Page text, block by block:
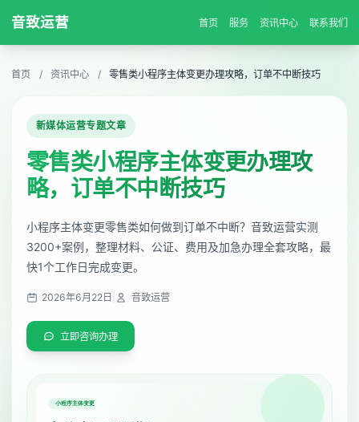
音致运营 首页 服务 资讯中心 联系我们
首页 / 资讯中心 / 零售类小程序主体变更办理攻略，订单不中断技巧
新媒体运营专题文章
零售类小程序主体变更办理攻
略，订单不中断技巧
小程序主体变更零售类如何做到订单不中断？音致运营实测
3200+案例，整理材料、公证、费用及加急办理全套攻略，最
快1个工作日完成变更。
2026年6月22日 音致运营
立即咨询办理